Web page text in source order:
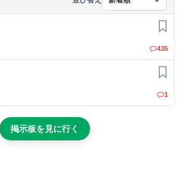
お気
435
お気
1
掲示板を見に行く